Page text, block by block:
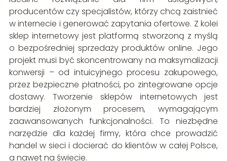
producentów czy specjalistów, którzy chcą zaistnieć
w internecie i generować zapytania ofertowe. Z kolei
sklep internetowy jest platformą stworzoną z myślą
o bezpośredniej sprzedaży produktów online. Jego
projekt musi być skoncentrowany na maksymalizacji
konwersji – od intuicyjnego procesu zakupowego,
przez bezpieczne płatności, po zintegrowane opcje
dostawy. Tworzenie sklepów internetowych jest
bardziej złożonym procesem, wymagającym
zaawansowanych funkcjonalności. To niezbędne
narzędzie dla każdej firmy, która chce prowadzić
handel w sieci i docierać do klientów w całej Polsce,
a nawet na świecie.